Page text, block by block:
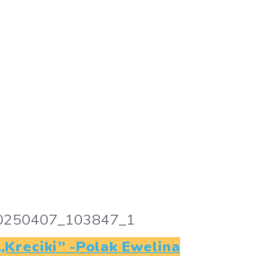
-Polak Ewelina